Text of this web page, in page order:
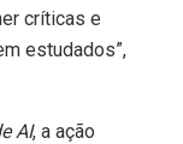
críticas e
estudados”,
AI, a ação